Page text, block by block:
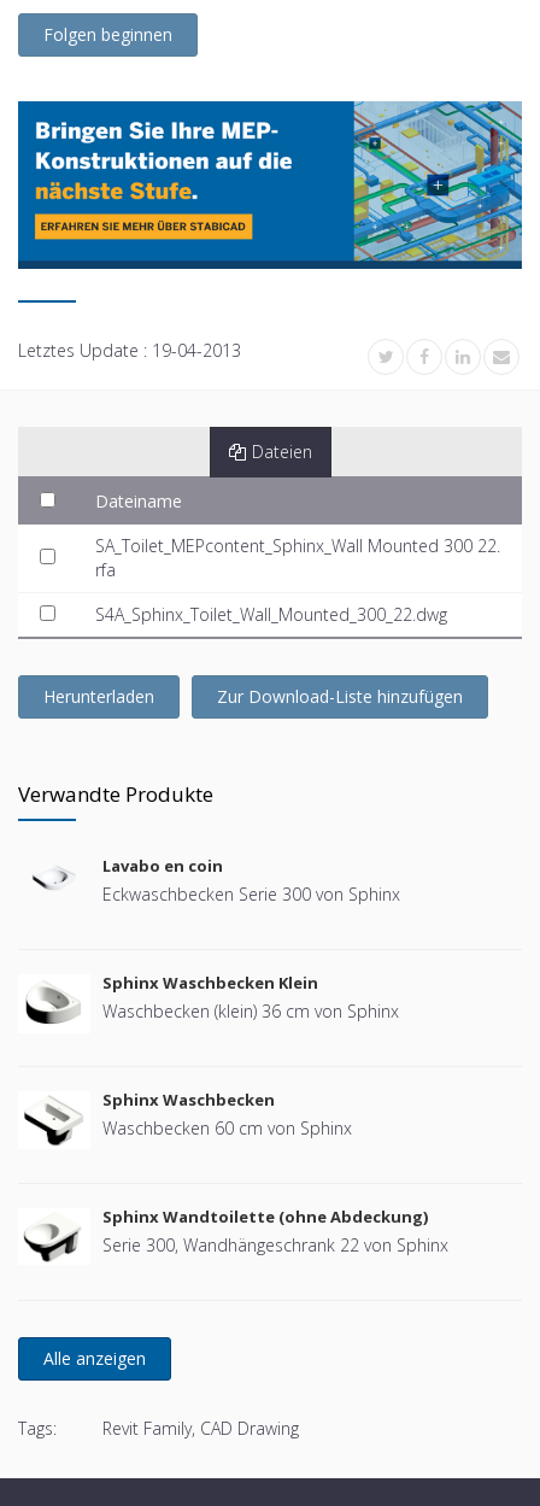
Folgen beginnen
Letztes Update : 19-04-2013
Dateien
Dateiname
SA_Toilet_MEPcontent_Sphinx_Wall Mounted 300 22.
rfa
S4A_Sphinx_Toilet_Wall_Mounted_300_22.dwg
Herunterladen Zur Download-Liste hinzufügen
Verwandte Produkte
Lavabo en coin
Eckwaschbecken Serie 300 von Sphinx
Sphinx Waschbecken Klein
Waschbecken (klein) 36 cm von Sphinx
Sphinx Waschbecken
Waschbecken 60 cm von Sphinx
Sphinx Wandtoilette (ohne Abdeckung)
Serie 300, Wandhängeschrank 22 von Sphinx
Tags: Revit Family, CAD Drawing